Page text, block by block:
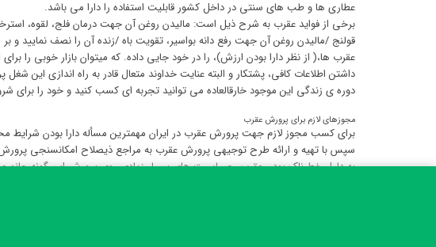
عطاری ها و طب های سنتی در داخل کشور قابلیت استفاده را دارا می باشد.
برخی از فواید عقرب به شرح ذیل است: مالیدن روغن آن جهت درمان فلج، لقوه،
قولنج /مالیدن روغن آن جهت رفع دانه بواسیر، تقویت باه /زنده آن را نصف
عقرب ها،( از نظر دارا بودن ارزش)، را در خود جایی داده. که میتوان بازار خوبی را
داشتن اطلاعات کافی، پشتکار و البته عنایت خداوند متعال قادر به راه اندازی این
دوره ی زندگی این موجود خارقالعاده می توانید تجربه ای کسب کنید و خود را برای
مجوزهای لازم برای پرورش عقرب
سپس با تهیه و ارائه طرح توجیهی پرورش عقرب به مراجع ذیصلاح امکانسنجی
به دلیل خطرناک بودن عقرب، حساسیت های بسیار زیادی روی پرورش این گونه